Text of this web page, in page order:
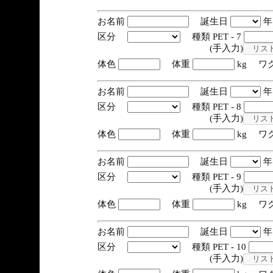
お名前 誕生日
区分
種類 PET - 7
(手入力)
体色
体重 kg ワ
お名前 誕生日
区分
種類 PET - 8
(手入力)
体色
体重 kg ワ
お名前 誕生日
区分
種類 PET - 9
(手入力)
体色
体重 kg ワ
お名前 誕生日
区分
種類 PET - 10
(手入力)